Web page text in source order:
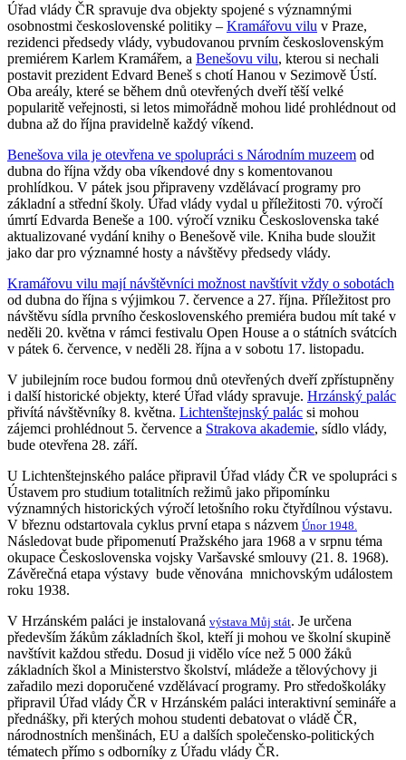
Úřad vlády ČR spravuje dva objekty spojené s významnými
osobnostmi československé politiky – Kramářovu vilu v Praze,
rezidenci předsedy vlády, vybudovanou prvním československým
premiérem Karlem Kramářem, a Benešovu vilu, kterou si nechali
postavit prezident Edvard Beneš s chotí Hanou v Sezimově Ústí.
Oba areály, které se během dnů otevřených dveří těší velké
popularitě veřejnosti, si letos mimořádně mohou lidé prohlédnout od
dubna až do října pravidelně každý víkend.
Benešova vila je otevřena ve spolupráci s Národním muzeem od
dubna do října vždy oba víkendové dny s komentovanou
prohlídkou. V pátek jsou připraveny vzdělávací programy pro
základní a střední školy. Úřad vlády vydal u příležitosti 70. výročí
úmrtí Edvarda Beneše a 100. výročí vzniku Československa také
aktualizované vydání knihy o Benešově vile. Kniha bude sloužit
jako dar pro významné hosty a návštěvy předsedy vlády.
Kramářovu vilu mají návštěvníci možnost navštívit vždy o sobotách
od dubna do října s výjimkou 7. července a 27. října. Příležitost pro
návštěvu sídla prvního československého premiéra budou mít také v
neděli 20. května v rámci festivalu Open House a o státních svátcích
v pátek 6. července, v neděli 28. října a v sobotu 17. listopadu.
V jubilejním roce budou formou dnů otevřených dveří zpřístupněny
i další historické objekty, které Úřad vlády spravuje. Hrzánský palác
přivítá návštěvníky 8. května. Lichtenštejnský palác si mohou
zájemci prohlédnout 5. července a Strakova akademie, sídlo vlády,
bude otevřena 28. září.
U Lichtenštejnského paláce připravil Úřad vlády ČR ve spolupráci s
Ústavem pro studium totalitních režimů jako připomínku
významných historických výročí letošního roku čtyřdílnou výstavu.
V březnu odstartovala cyklus první etapa s názvem Únor 1948.
Následovat bude připomenutí Pražského jara 1968 a v srpnu téma
okupace Československa vojsky Varšavské smlouvy (21. 8. 1968).
Závěrečná etapa výstavy bude věnována mnichovským událostem
roku 1938.
V Hrzánském paláci je instalovaná výstava Můj stát. Je určena
především žákům základních škol, kteří ji mohou ve školní skupině
navštívit každou středu. Dosud ji vidělo více než 5 000 žáků
základních škol a Ministerstvo školství, mládeže a tělovýchovy ji
zařadilo mezi doporučené vzdělávací programy. Pro středoškoláky
připravil Úřad vlády ČR v Hrzánském paláci interaktivní semináře a
přednášky, při kterých mohou studenti debatovat o vládě ČR,
národnostních menšinách, EU a dalších společensko-politických
tématech přímo s odborníky z Úřadu vlády ČR.